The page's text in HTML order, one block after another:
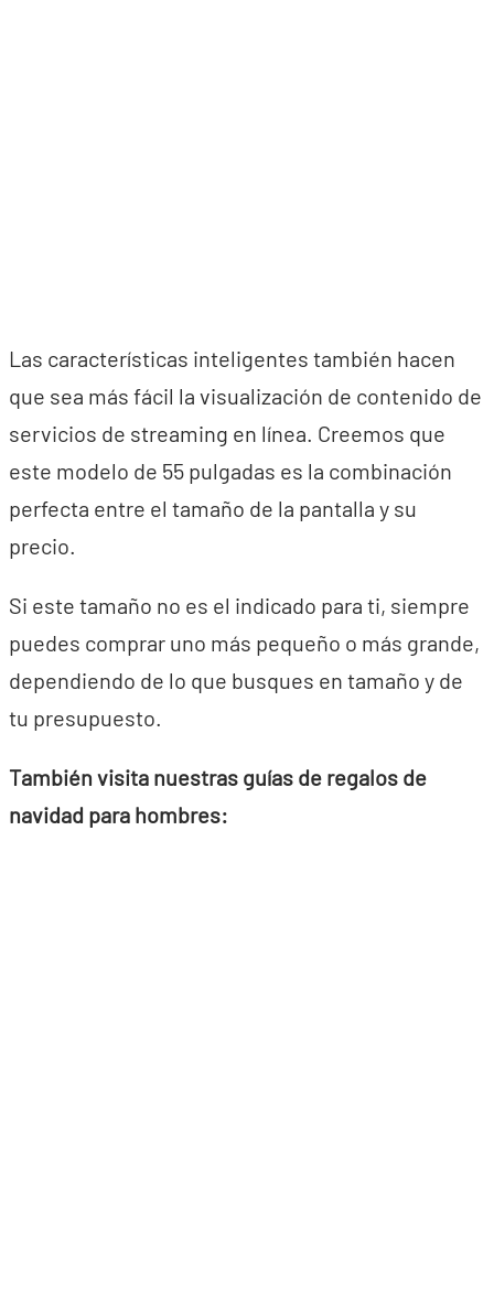
Las características inteligentes también hacen
que sea más fácil la visualización de contenido de
servicios de streaming en línea. Creemos que
este modelo de 55 pulgadas es la combinación
perfecta entre el tamaño de la pantalla y su
precio.
Si este tamaño no es el indicado para ti, siempre
puedes comprar uno más pequeño o más grande,
dependiendo de lo que busques en tamaño y de
tu presupuesto.
También visita nuestras guías de regalos de
navidad para hombres: